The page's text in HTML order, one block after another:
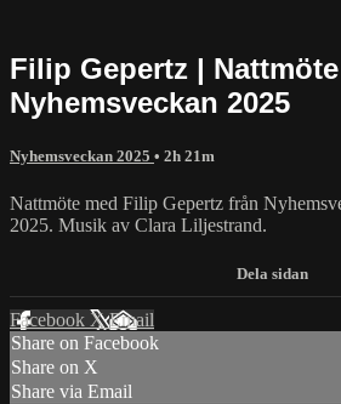
Filip Gepertz |
Nyhemsveckan 2025
Nyhemsveckan 2025 • 2h 21m
Nattmöte med Filip Gepertz från
2025. Musik av Clara Liljestrand.
Facebook XEmail
Share on Facebook
Share on X
Share via Email